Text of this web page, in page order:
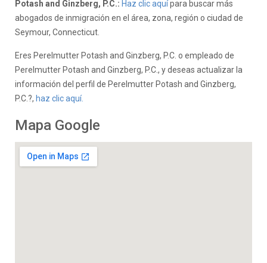
Potash and Ginzberg, P.C.: Haz clic aquípara buscar más
abogados de inmigración en el área, zona, región o ciudad de
Seymour, Connecticut.
Eres Perelmutter Potash and Ginzberg, P.C. o empleado de
Perelmutter Potash and Ginzberg, P.C., y deseas actualizar la
información del perfil de Perelmutter Potash and Ginzberg,
P.C.?, haz clic aquí.
Mapa Google